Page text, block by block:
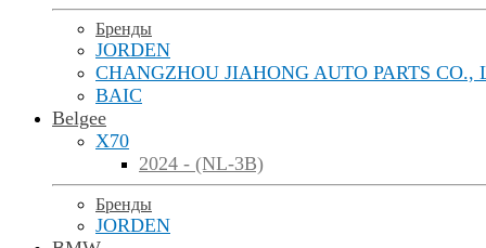
Бренды
JORDEN
CHANGZHOU JIAHONG AUTO PARTS CO.,
BAIC
Belgee
X70
2024 - (NL-3B)
Бренды
JORDEN